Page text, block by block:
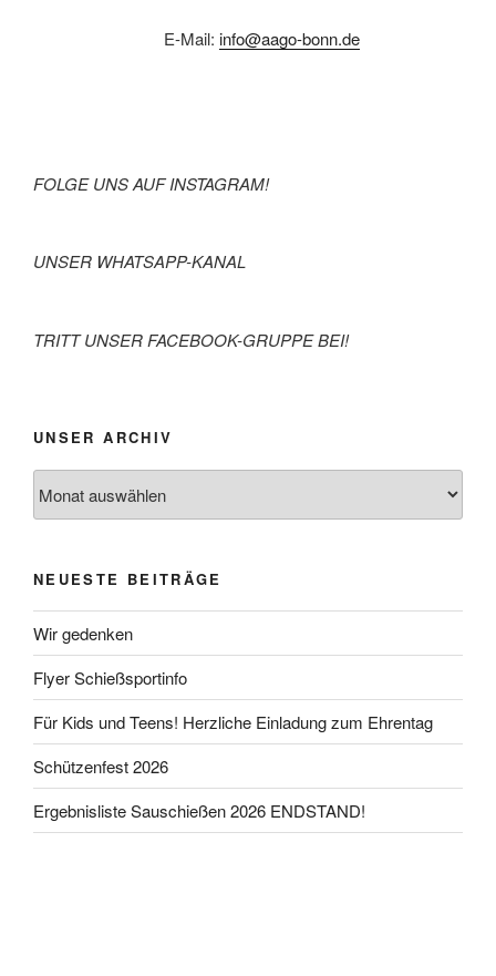
E-Mail: info@aago-bonn.de
FOLGE UNS AUF INSTAGRAM!
UNSER WHATSAPP-KANAL
TRITT UNSER FACEBOOK-GRUPPE BEI!
UNSER ARCHIV
NEUESTE BEITRÄGE
Wir gedenken
Flyer Schießsportinfo
Für Kids und Teens! Herzliche Einladung zum Ehrentag
Schützenfest 2026
Ergebnisliste Sauschießen 2026 ENDSTAND!